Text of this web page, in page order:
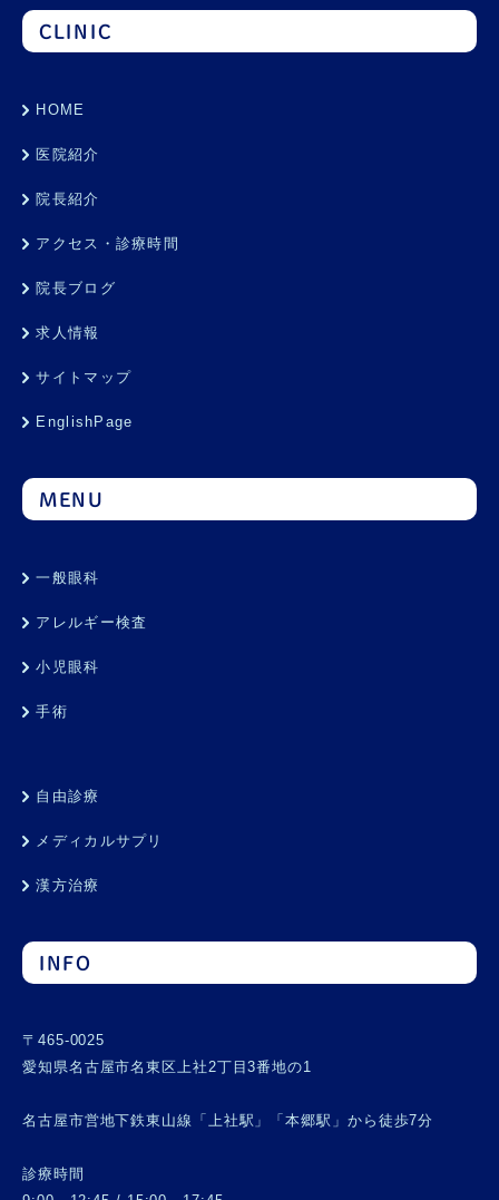
CLINIC
HOME
医院紹介
院長紹介
アクセス・診療時間
院長ブログ
求人情報
サイトマップ
EnglishPage
MENU
一般眼科
アレルギー検査
小児眼科
手術
自由診療
メディカルサプリ
漢方治療
INFO
〒465-0025
愛知県名古屋市名東区上社2丁目3番地の1
名古屋市営地下鉄東山線「上社駅」「本郷駅」から徒歩7分
診療時間